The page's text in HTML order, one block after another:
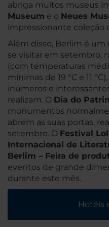
abriga muitos museus
Museum e o Neues
impressionante coleção
Além disso, Berlim é um
se visitar em setembro,
(com temperaturas
mínimas de 19 ºC e 11
inúmeros e
realizam. O Dia do
monumentos
abrem as suas portas,
setembro. O Festival
Internacional de
Berlim – Feira de
eventos de grande
durante este mês.
Hotéis